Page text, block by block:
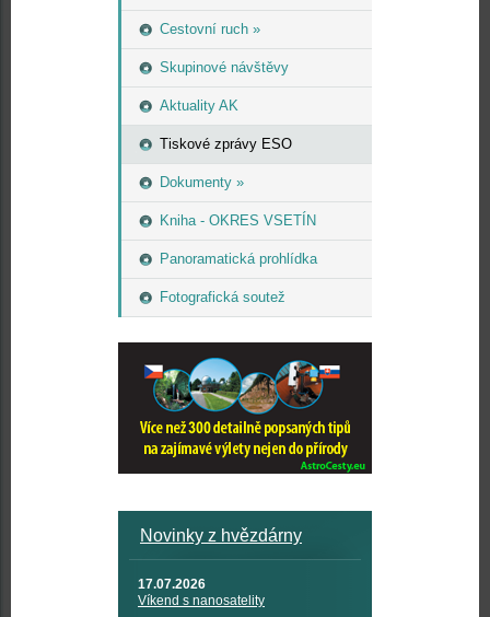
Cestovní ruch »
Skupinové návštěvy
Aktuality AK
Tiskové zprávy ESO
Dokumenty »
Kniha - OKRES VSETÍN
Panoramatická prohlídka
Fotografická soutež
Novinky z hvězdárny
17.07.2026
Víkend s nanosatelity